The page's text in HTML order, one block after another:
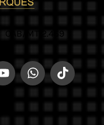
OAB/MT 2.469